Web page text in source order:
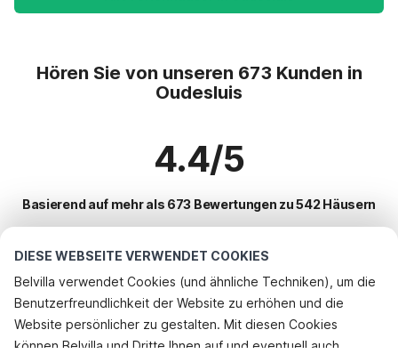
DIESE WEBSEITE VERWENDET COOKIES
Belvilla verwendet Cookies (und ähnliche Techniken), um die
Benutzerfreundlichkeit der Website zu erhöhen und die
Website persönlicher zu gestalten. Mit diesen Cookies
können Belvilla und Dritte Ihnen auf und eventuell auch
Hören Sie von unseren 673 Kunden in
Oudesluis
4.4/5
Basierend auf mehr als 673 Bewertungen zu 542 Häusern
Beliebteste Reiseziele für Urlaub
Top-Städte mit Top-Annehmlichkeiten für den Urlaub
Urlaub mit Hund - Haustierfreundliche Ferienunterkünfte kreileroord
Beliebte Ausstattungen für Urlaub in Oudesluis
Telefonisch buchen